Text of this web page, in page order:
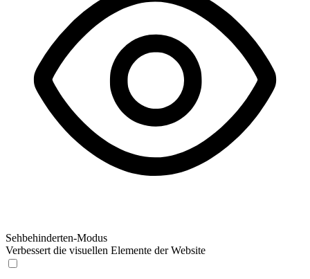
Sehbehinderten-Modus
Verbessert die visuellen Elemente der Website